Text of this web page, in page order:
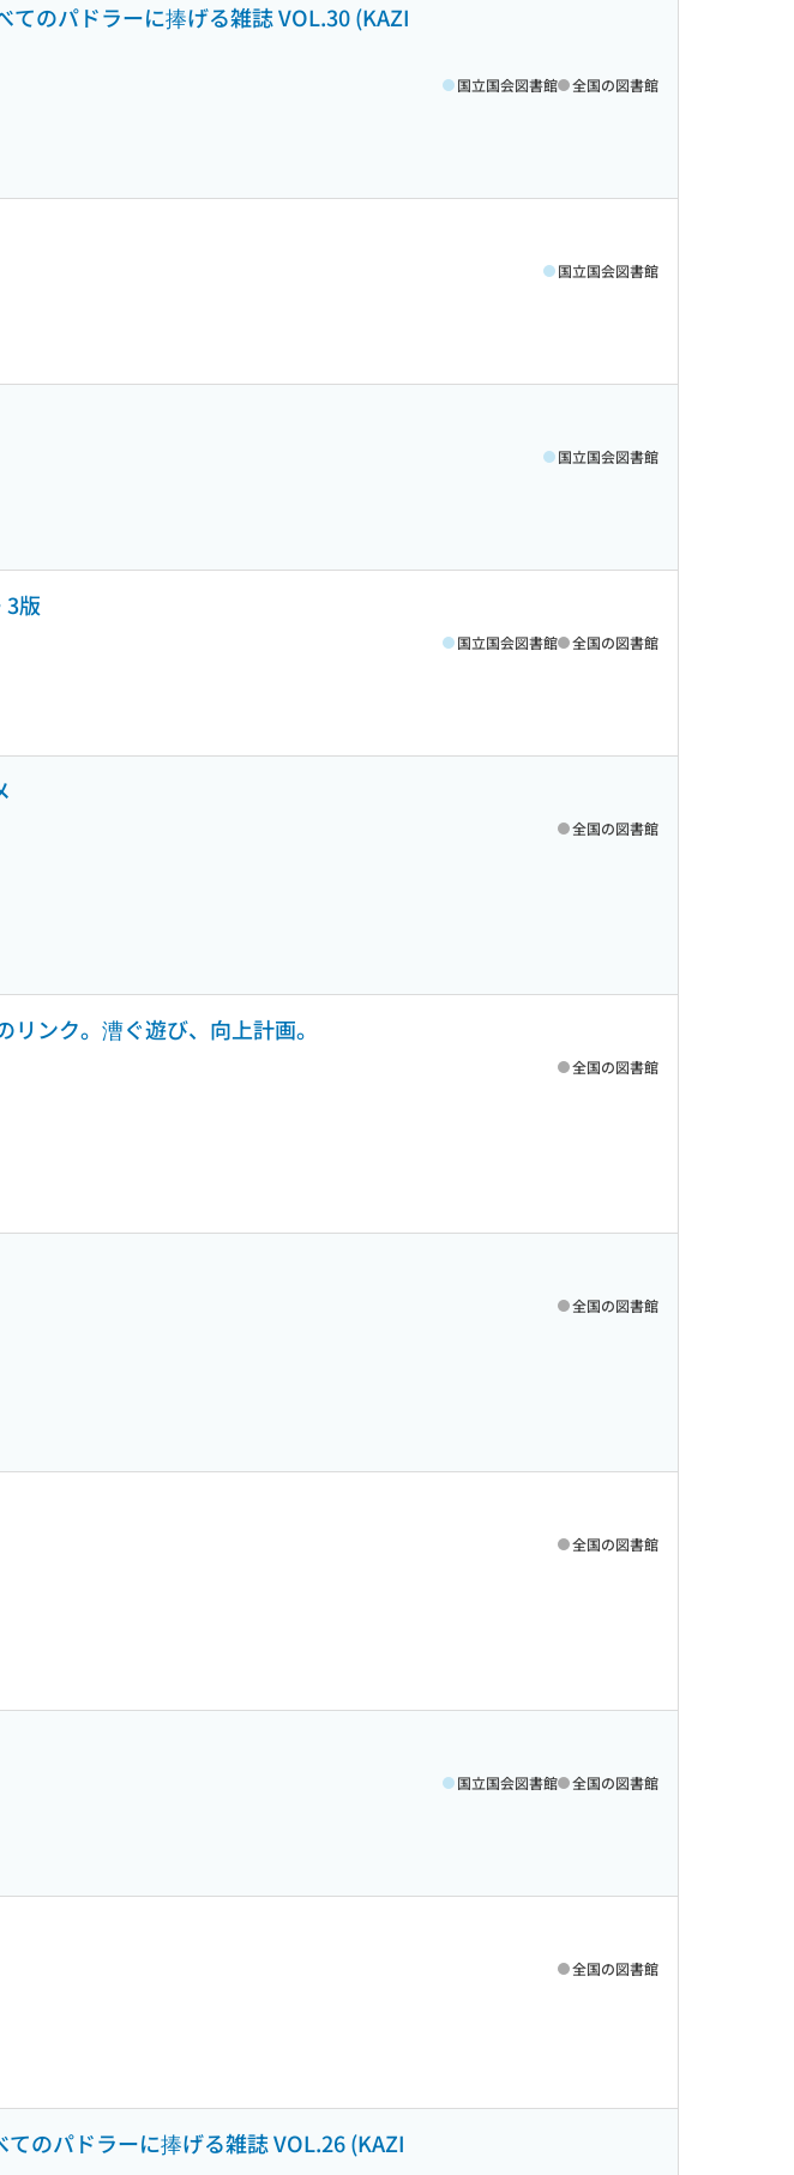
てのパドラーに捧げる雑誌 VOL.30 (KAZI
国立国会図書館 全国の図書館
国立国会図書館
国立国会図書館
3版
国立国会図書館 全国の図書館
全国の図書館
ンク。漕ぐ遊び、向上計画。
全国の図書館
全国の図書館
全国の図書館
国立国会図書館 全国の図書館
全国の図書館
のパドラーに捧げる雑誌 VOL.26 (KAZI